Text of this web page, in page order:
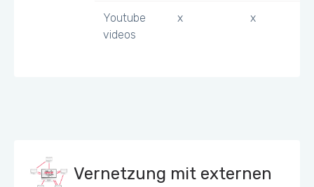
Youtube
videos
x x
Vernetzung mit externen